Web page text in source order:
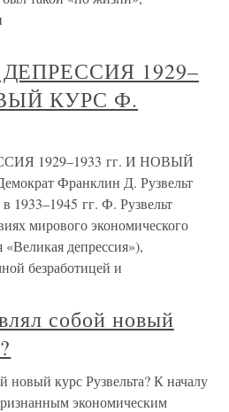
1929–
КУРС Ф.
1929–1933 гг. И НОВЫЙ
Франклин Д. Рузвельт
гг. Ф. Рузвельт
мирового экономического
«Великая депрессия»),
безработицей и
собой новый
новый курс Рузвельта? К началу
экономическим